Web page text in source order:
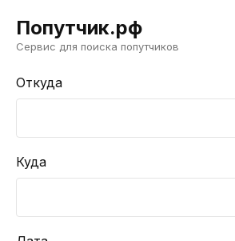
Попутчик.рф
Сервис для поиска попутчиков
Откуда
Куда